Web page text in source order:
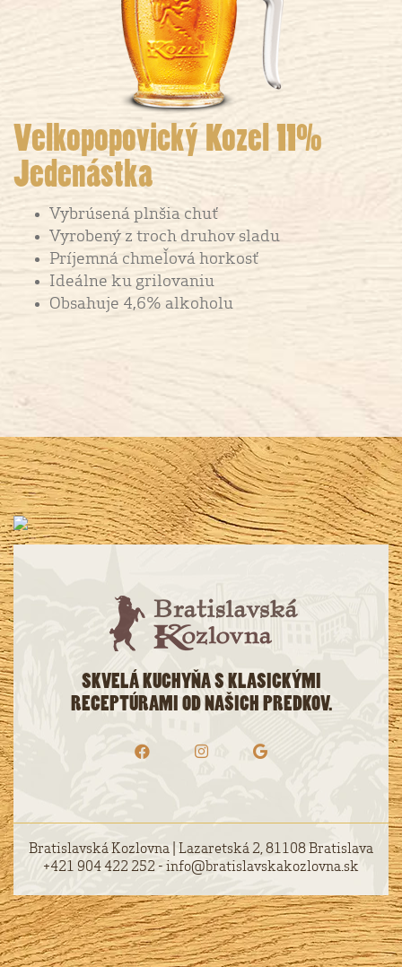
Velkopopovický Kozel 11%
Jedenástka
Vybrúsená plnšia chuť
Vyrobený z troch druhov sladu
Príjemná chmeľová horkosť
Ideálne ku grilovaniu
Obsahuje 4,6% alkoholu
SKVELÁ KUCHYŇA S KLASICKÝMI
RECEPTÚRAMI OD NAŠICH PREDKOV.
Bratislavská Kozlovna | Lazaretská 2, 81108 Bratislava
+421 904 422 252 - info@bratislavskakozlovna.sk